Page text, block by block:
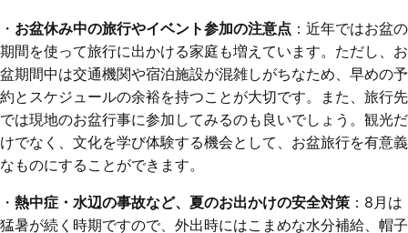
・ お盆休み中の旅行やイベント参加の注意点 ：近年ではお盆の
期間を使って旅行に出かける家庭も増えています。ただし、お
盆期間中は交通機関や宿泊施設が混雑しがちなため、早めの予
約とスケジュールの余裕を持つことが大切です。また、旅行先
では現地のお盆行事に参加してみるのも良いでしょう。観光だ
けでなく、文化を学び体験する機会として、お盆旅行を有意義
なものにすることができます。
・ 熱中症・水辺の事故など、夏のお出かけの安全対策 ：8月は
猛暑が続く時期ですので、外出時にはこまめな水分補給、帽子